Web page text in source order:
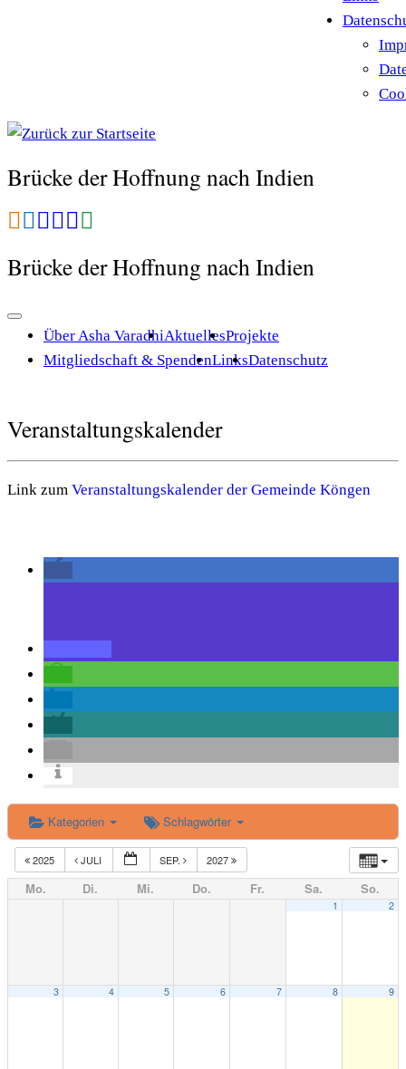
Brücke der Hoffnung nach Indien
Brücke der Hoffnung nach Indien
Über Asha VaradhiAktuellesProjekte
Mitgliedschaft & SpendenLinksDatenschutz
Veranstaltungskalender
Link zum Veranstaltungskalender der Gemeinde Köngen
Kategorien Schlagwörter
2025 JULI SEP. 2027
Mo. Di. Mi. Do. Fr. Sa. So.
1 2
3 4 5 6 7 8 9